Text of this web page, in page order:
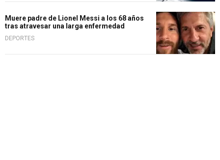
Muere padre de Lionel Messi a los 68 años
tras atravesar una larga enfermedad
DEPORTES